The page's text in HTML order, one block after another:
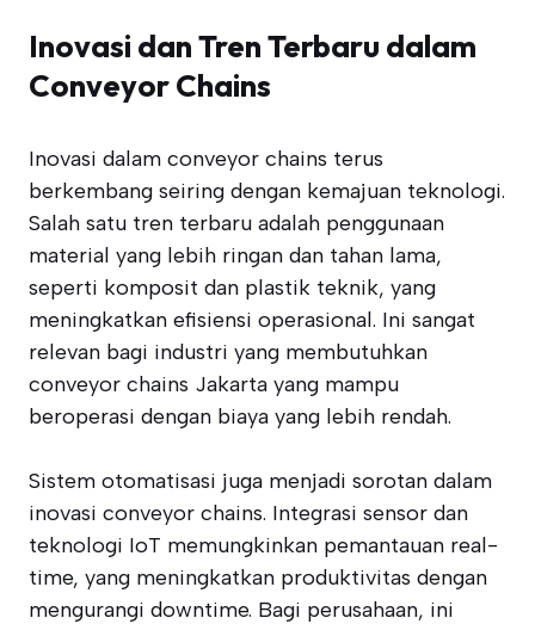
Inovasi dan Tren Terbaru dalam
Conveyor Chains
Inovasi dalam conveyor chains terus
berkembang seiring dengan kemajuan teknologi.
Salah satu tren terbaru adalah penggunaan
material yang lebih ringan dan tahan lama,
seperti komposit dan plastik teknik, yang
meningkatkan efisiensi operasional. Ini sangat
relevan bagi industri yang membutuhkan
conveyor chains Jakarta yang mampu
beroperasi dengan biaya yang lebih rendah.
Sistem otomatisasi juga menjadi sorotan dalam
inovasi conveyor chains. Integrasi sensor dan
teknologi IoT memungkinkan pemantauan real-
time, yang meningkatkan produktivitas dengan
mengurangi downtime. Bagi perusahaan, ini